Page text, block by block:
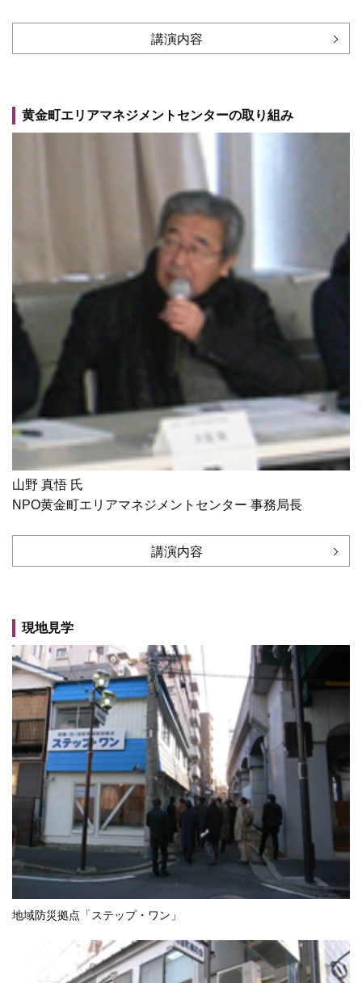
講演内容
黄金町エリアマネジメントセンターの取り組み
山野 真悟 氏
NPO黄金町エリアマネジメントセンター 事務局長
講演内容
現地見学
地域防災拠点「ステップ・ワン」